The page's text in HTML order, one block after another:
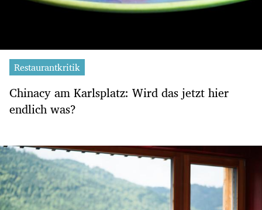
Restaurantkritik
Chinacy am Karlsplatz: Wird das jetzt hier
endlich was?